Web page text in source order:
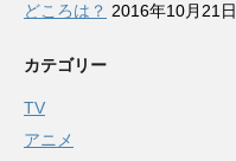
どころは？ 2016年10月21日
カテゴリー
TV
アニメ